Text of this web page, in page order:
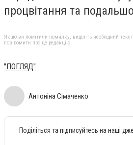
процвітання та
Якщо ви помітили помилку, виділіть необхідний
повідомити про це редакцію
"ПОГЛЯД"
Антоніна Сімаченко
Поділіться та підписуйтесь на наші